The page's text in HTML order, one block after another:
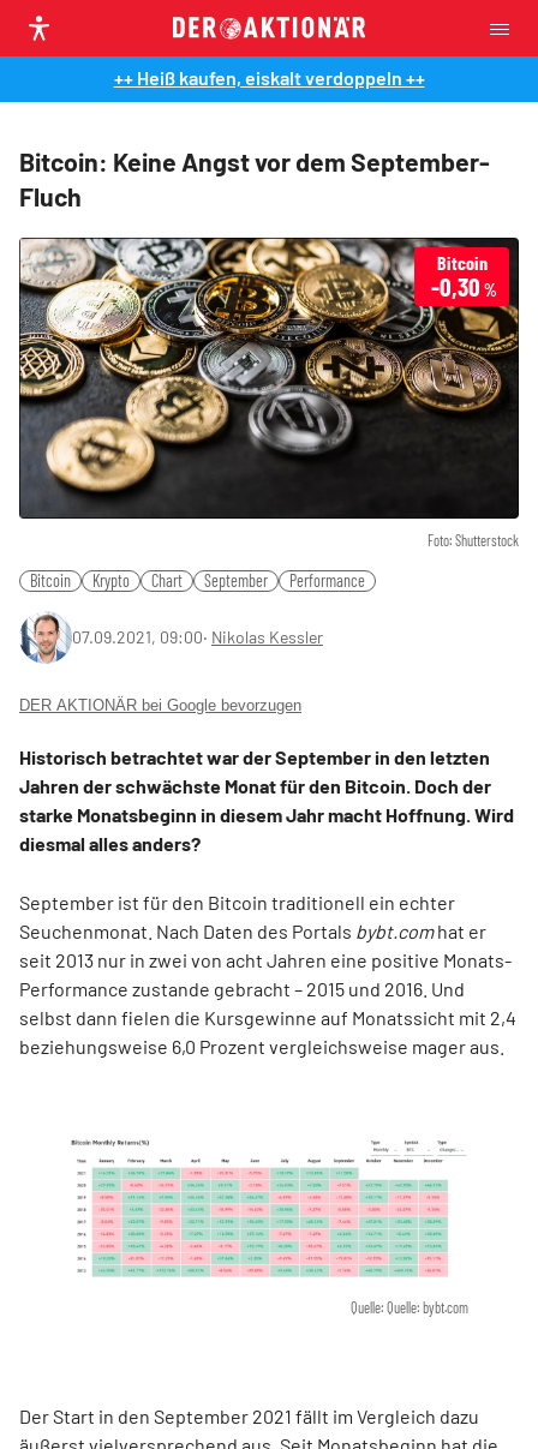
++ Heiß kaufen, eiskalt verdoppeln ++
Bitcoin: Keine Angst vor dem September-
Fluch
Foto: Shutterstock
Bitcoin
-0,30 %
Bitcoin Krypto Chart September Performance
07.09.2021, 09:00‧ Nikolas Kessler
DER AKTIONÄR bei Google bevorzugen
Historisch betrachtet war der September in den letzten
Jahren der schwächste Monat für den Bitcoin. Doch der
starke Monatsbeginn in diesem Jahr macht Hoffnung. Wird
diesmal alles anders?
September ist für den Bitcoin traditionell ein echter
Seuchenmonat. Nach Daten des Portals bybt.comhat er
seit 2013 nur in zwei von acht Jahren eine positive Monats-
Performance zustande gebracht – 2015 und 2016. Und
selbst dann fielen die Kursgewinne auf Monatssicht mit 2,4
beziehungsweise 6,0 Prozent vergleichsweise mager aus.
Quelle: Quelle: bybt.com
Der Start in den September 2021 fällt im Vergleich dazu